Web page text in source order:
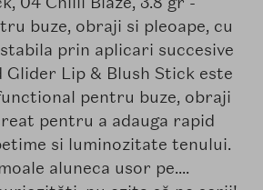
buze, obraji si pleoape, cu
prin aplicari succesive
Glider Lip & Blush Stick este
pentru buze, obraji
pentru a adauga rapid
si luminozitate tenului.
aluneca usor pe....